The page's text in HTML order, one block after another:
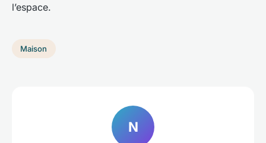
l’espace.
Maison
N